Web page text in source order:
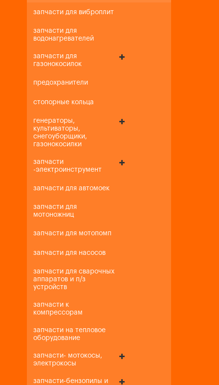
запчасти для виброплит
запчасти для
водонагревателей
запчасти для
газонокосилок
предохранители
стопорные кольца
генераторы,
культиваторы,
снегоуборщики,
газонокосилки
запчасти
-электроинструмент
запчасти для автомоек
запчасти для
мотоножниц
запчасти для мотопомп
запчасти для насосов
запчасти для сварочных
аппаратов и п/з
устройств
запчасти к
компрессорам
запчасти на тепловое
оборудование
запчасти- мотокосы,
электрокосы
запчасти-бензопилы и